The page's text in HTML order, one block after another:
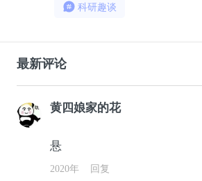
科研趣谈
最新评论
黄四娘家的花
悬
2020年 回复